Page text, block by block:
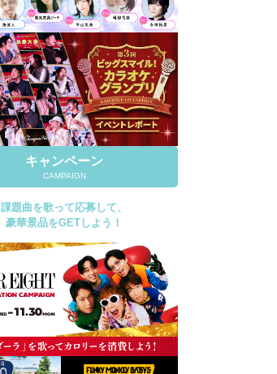
キャンペーン
CAMPAIGN
課題曲を歌って応募して、
豪華景品をGETしよう！